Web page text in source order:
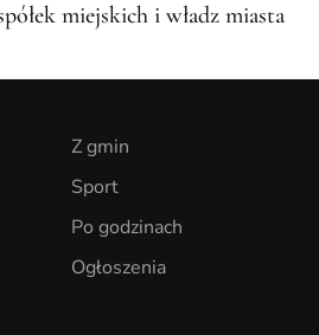
miejskich i władz miasta
Z gmin
Sport
Po godzinach
Ogłoszenia